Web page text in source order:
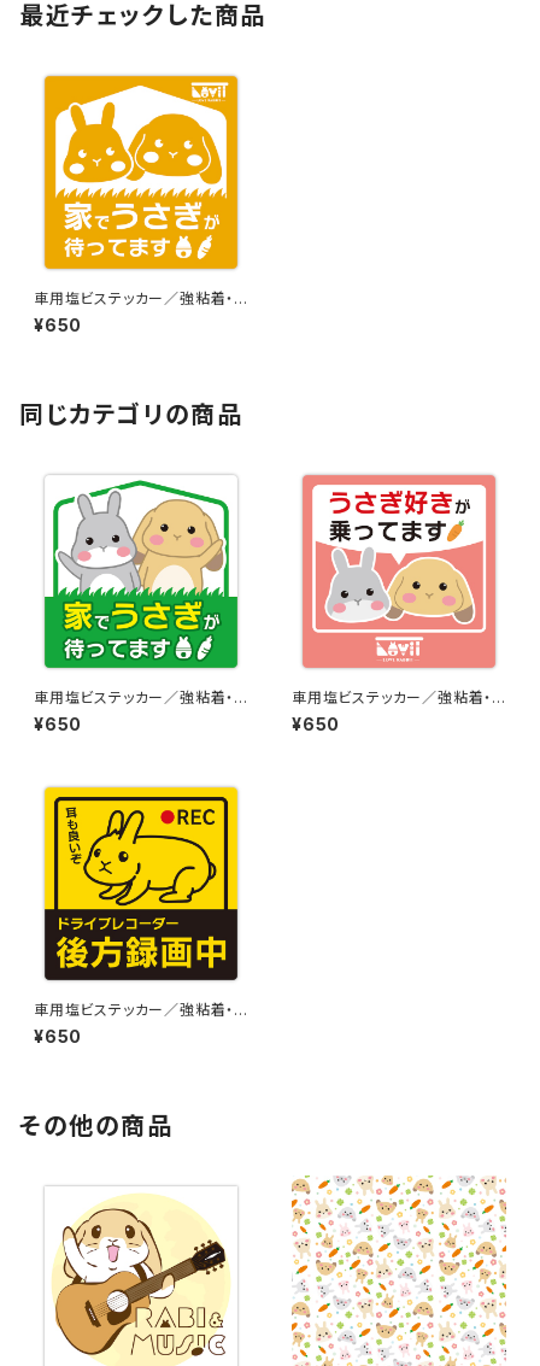
最近チェックした商品
車用塩ビステッカー／強粘着・
再剥離【Bタイプ】
¥650
同じカテゴリの商品
車用塩ビステッカー／強粘着・
再剥離【Aタイプ】
¥650
車用塩ビステッカー／強粘着・
再剥離【Cタイプ】
¥650
車用塩ビステッカー／強粘着・
再剥離【Dタイプ】
¥650
その他の商品